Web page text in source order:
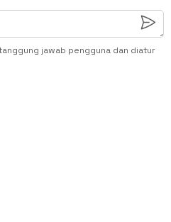
jawab pengguna dan diatur